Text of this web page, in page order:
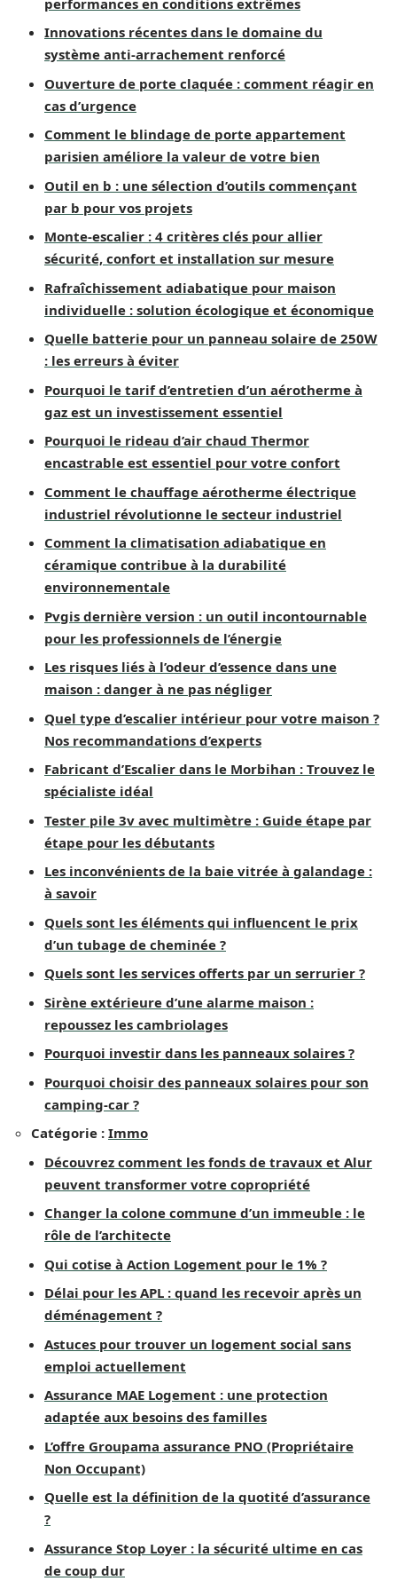
Innovations récentes dans le domaine du
système anti-arrachement renforcé
Ouverture de porte claquée : comment réagir en
cas d’urgence
Comment le blindage de porte appartement
parisien améliore la valeur de votre bien
Outil en b : une sélection d’outils commençant
par b pour vos projets
Monte-escalier : 4 critères clés pour allier
sécurité, confort et installation sur mesure
Rafraîchissement adiabatique pour maison
individuelle : solution écologique et économique
Quelle batterie pour un panneau solaire de 250W
: les erreurs à éviter
Pourquoi le tarif d’entretien d’un aérotherme à
gaz est un investissement essentiel
Pourquoi le rideau d’air chaud Thermor
encastrable est essentiel pour votre confort
Comment le chauffage aérotherme électrique
industriel révolutionne le secteur industriel
Comment la climatisation adiabatique en
céramique contribue à la durabilité
environnementale
Pvgis dernière version : un outil incontournable
pour les professionnels de l’énergie
Les risques liés à l’odeur d’essence dans une
maison : danger à ne pas négliger
Quel type d’escalier intérieur pour votre maison ?
Nos recommandations d’experts
Fabricant d’Escalier dans le Morbihan : Trouvez le
spécialiste idéal
Tester pile 3v avec multimètre : Guide étape par
étape pour les débutants
Les inconvénients de la baie vitrée à galandage :
à savoir
Quels sont les éléments qui influencent le prix
d’un tubage de cheminée ?
Quels sont les services offerts par un serrurier ?
Sirène extérieure d’une alarme maison :
repoussez les cambriolages
Pourquoi investir dans les panneaux solaires ?
Pourquoi choisir des panneaux solaires pour son
camping-car ?
Catégorie : Immo
Découvrez comment les fonds de travaux et Alur
peuvent transformer votre copropriété
Changer la colone commune d’un immeuble : le
rôle de l’architecte
Qui cotise à Action Logement pour le 1% ?
Délai pour les APL : quand les recevoir après un
déménagement ?
Astuces pour trouver un logement social sans
emploi actuellement
Assurance MAE Logement : une protection
adaptée aux besoins des familles
L’offre Groupama assurance PNO (Propriétaire
Non Occupant)
Quelle est la définition de la quotité d’assurance
?
Assurance Stop Loyer : la sécurité ultime en cas
de coup dur